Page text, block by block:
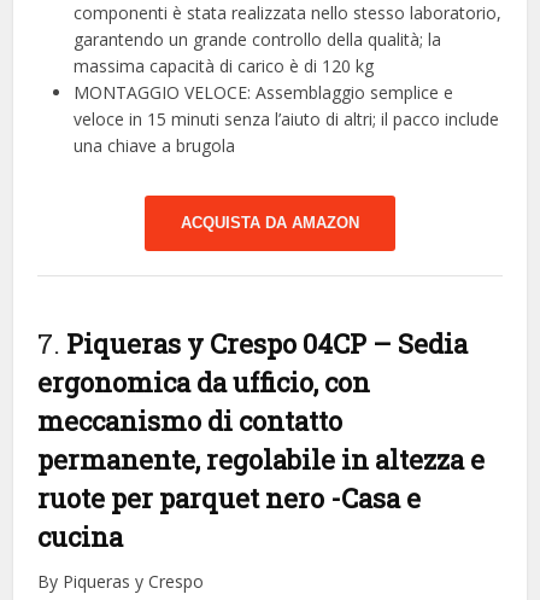
componenti è stata realizzata nello stesso laboratorio,
garantendo un grande controllo della qualità; la
massima capacità di carico è di 120 kg
MONTAGGIO VELOCE: Assemblaggio semplice e
veloce in 15 minuti senza l’aiuto di altri; il pacco include
una chiave a brugola
ACQUISTA DA AMAZON
7. Piqueras y Crespo 04CP – Sedia
ergonomica da ufficio, con
meccanismo di contatto
permanente, regolabile in altezza e
ruote per parquet nero -Casa e
cucina
By Piqueras y Crespo